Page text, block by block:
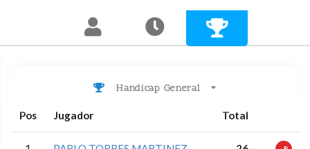
Handicap General
Pos Jugador Total